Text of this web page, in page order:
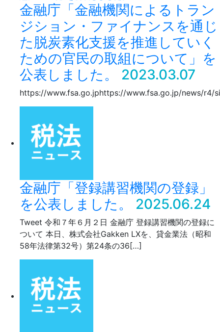
金融庁「金融機関によるトラン
ジション・ファイナンスを通じ
た脱炭素化支援を推進していく
ための官民の取組について」を
公表しました。
2023.03.07
https://www.fsa.go.jphttps://www.fsa.go.jp/news/r4/
金融庁「登録講習機関の登録」
を公表しました。
2025.06.24
Tweet 令和７年６月２日 金融庁 登録講習機関の登録に
ついて 本日、株式会社Gakken LXを、貸金業法（昭和
58年法律第32号）第24条の36[…]